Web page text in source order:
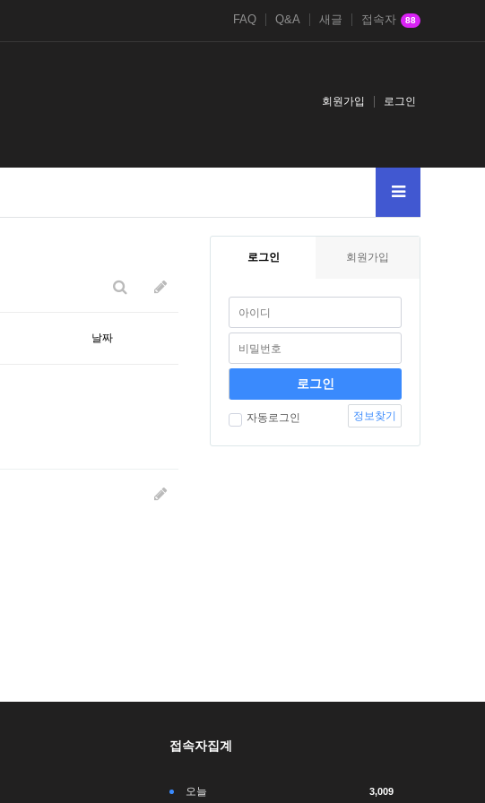
FAQ Q&A 새글 접속자 88
회원가입 로그인
날짜
로그인 회원가입
자동로그인 정보찾기
접속자집계
오늘 3,009